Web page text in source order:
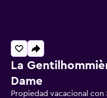
La
Dame
Propiedad vacacional